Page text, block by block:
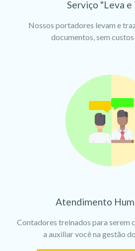
Serviço "Leva e
Nossos portadores levam e
documentos, sem
Atendimento
Contadores treinados para serem
a auxiliar você na gestão